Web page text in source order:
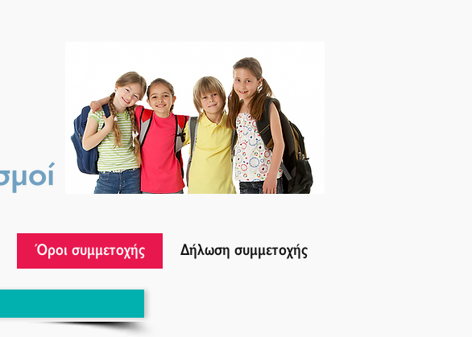
Όροι συμμετοχής Δήλωση συμμετοχής